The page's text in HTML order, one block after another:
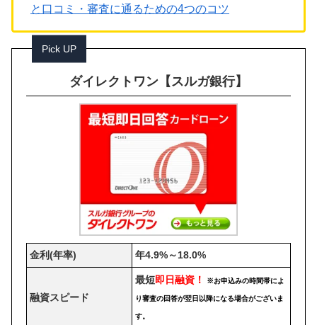
と口コミ・審査に通るための4つのコツ
Pick UP
ダイレクトワン【スルガ銀行】
金利(年率) 年4.9%～18.0%
融資スピード
最短即日融資！ ※お申込みの時間帯によ
り審査の回答が翌日以降になる場合がございま
す。